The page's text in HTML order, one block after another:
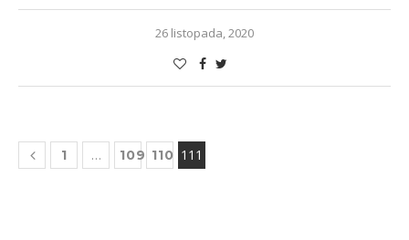
26 listopada, 2020
1 … 109 110 111